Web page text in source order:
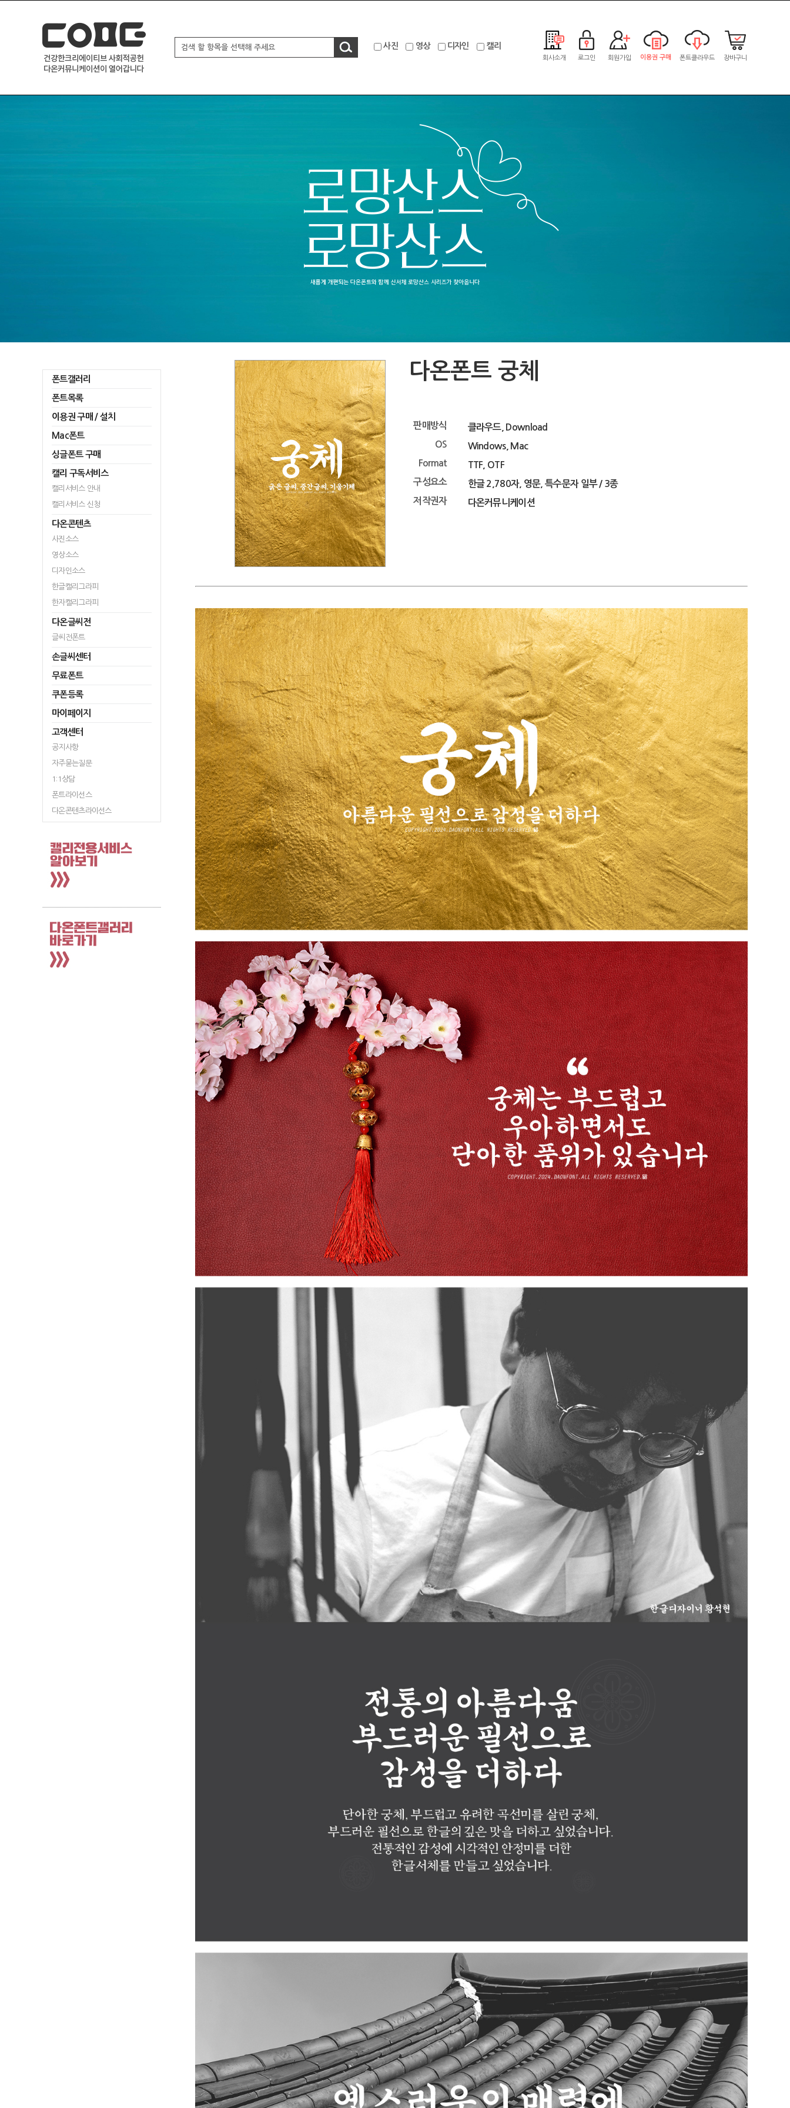
사진 영상 디자인 캘리
회사소개 로그인 회원가입 이용권 구매 폰트클라우드 장바구니
폰트갤러리
폰트목록
이용권 구매 / 설치
Mac폰트
싱글폰트 구매
캘리 구독서비스
캘리서비스 안내
캘리서비스 신청
다온콘텐츠
사진소스
영상소스
디자인소스
한글캘리그라피
한자캘리그라피
다온글씨전
글씨전폰트
손글씨센터
무료폰트
쿠폰등록
마이페이지
고객센터
공지사항
자주묻는질문
1:1상담
폰트라이선스
다온콘텐츠라이선스
다온폰트 궁체
판매방식
클라우드, Download
OS
Windows, Mac
Format
TTF, OTF
구성요소
한글 2,780자, 영문, 특수문자 일부 / 3종
저작권자
다온커뮤니케이션